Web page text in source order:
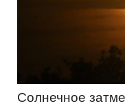
Солнечное